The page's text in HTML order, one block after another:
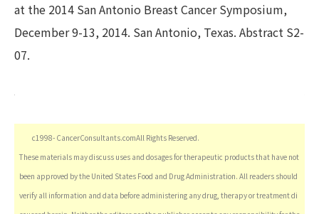
at the 2014 San Antonio Breast Cancer Symposium,
December 9-13, 2014. San Antonio, Texas. Abstract S2-
07.
c1998- CancerConsultants.comAll Rights Reserved.
These materials may discuss uses and dosages for therapeutic products that have not
been approved by the United States Food and Drug Administration. All readers should
verify all information and data before administering any drug, therapy or treatment di